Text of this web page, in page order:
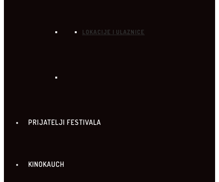
LOKACIJE I ULAZNICE
PRIJATELJI FESTIVALA
KINOKAUCH